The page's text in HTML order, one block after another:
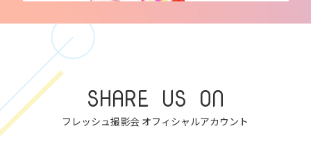
7
sun
8 SHARE US ON
フレッシュ撮影会 オフィシャルアカウント